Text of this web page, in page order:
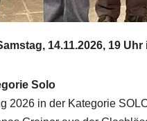
14.11.2026, 19
Solo
2026 in der Kategorie